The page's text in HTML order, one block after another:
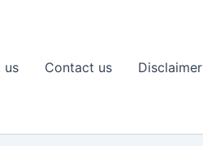
us Contact us Disclaimer